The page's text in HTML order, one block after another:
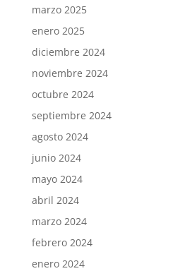
marzo 2025
enero 2025
diciembre 2024
noviembre 2024
octubre 2024
septiembre 2024
agosto 2024
junio 2024
mayo 2024
abril 2024
marzo 2024
febrero 2024
enero 2024